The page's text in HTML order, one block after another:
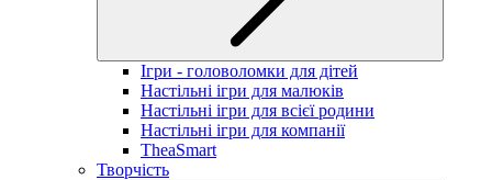
Ігри - головоломки для дітей
Настільні ігри для малюків
Настільні ігри для всієї родини
Настільні ігри для компанії
TheaSmart
Творчість